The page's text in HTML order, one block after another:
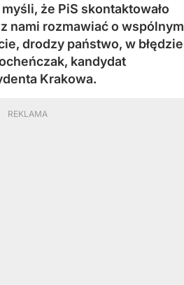
że PiS skontaktowało
nami rozmawiać o wspólnym
drodzy państwo, w błędzie
kandydat
Krakowa.